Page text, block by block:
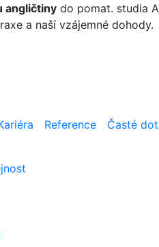
angličtiny do pomat. studia
a naší vzájemné dohody.
Reference Časté